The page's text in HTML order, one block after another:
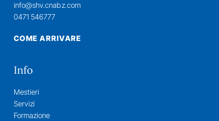
info@shv.cnabz.com
0471 546777
COME ARRIVARE
Info
Mestieri
Servizi
Formazione